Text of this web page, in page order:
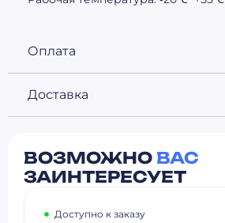
Оплата
Доставка
ВОЗМОЖНО ВАС
ЗАИНТЕРЕСУЕТ
Доступно к заказу